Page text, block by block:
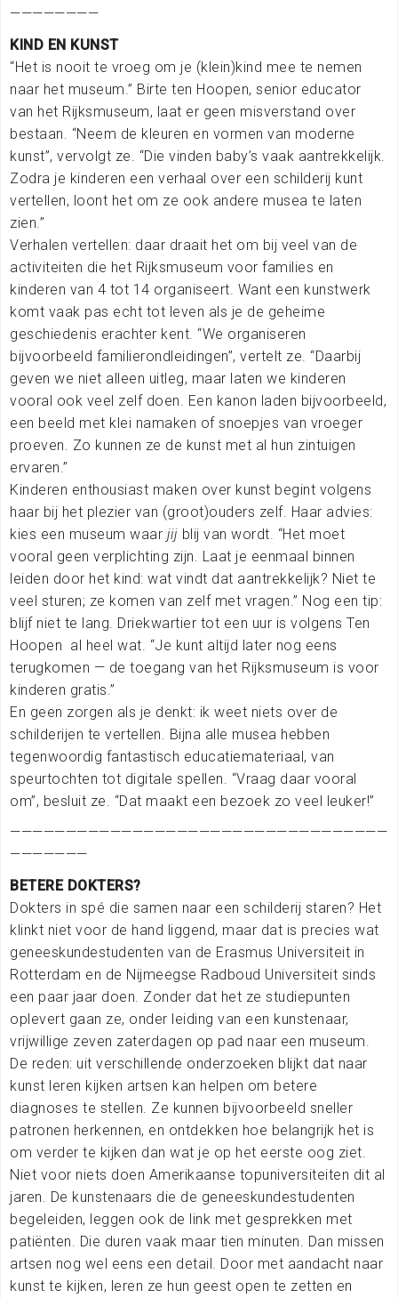
————————
KIND EN KUNST
“Het is nooit te vroeg om je (klein)kind mee te nemen
naar het museum.” Birte ten Hoopen, senior educator
van het Rijksmuseum, laat er geen misverstand over
bestaan. “Neem de kleuren en vormen van moderne
kunst”, vervolgt ze. “Die vinden baby’s vaak aantrekkelijk.
Zodra je kinderen een verhaal over een schilderij kunt
vertellen, loont het om ze ook andere musea te laten
zien.”
Verhalen vertellen: daar draait het om bij veel van de
activiteiten die het Rijksmuseum voor families en
kinderen van 4 tot 14 organiseert. Want een kunstwerk
komt vaak pas echt tot leven als je de geheime
geschiedenis erachter kent. “We organiseren
bijvoorbeeld familierondleidingen”, vertelt ze. “Daarbij
geven we niet alleen uitleg, maar laten we kinderen
vooral ook veel zelf doen. Een kanon laden bijvoorbeeld,
een beeld met klei namaken of snoepjes van vroeger
proeven. Zo kunnen ze de kunst met al hun zintuigen
ervaren.”
Kinderen enthousiast maken over kunst begint volgens
haar bij het plezier van (groot)ouders zelf. Haar advies:
kies een museum waar jij blij van wordt. “Het moet
vooral geen verplichting zijn. Laat je eenmaal binnen
leiden door het kind: wat vindt dat aantrekkelijk? Niet te
veel sturen; ze komen van zelf met vragen.” Nog een tip:
blijf niet te lang. Driekwartier tot een uur is volgens Ten
Hoopen al heel wat. “Je kunt altijd later nog eens
terugkomen — de toegang van het Rijksmuseum is voor
kinderen gratis.”
En geen zorgen als je denkt: ik weet niets over de
schilderijen te vertellen. Bijna alle musea hebben
tegenwoordig fantastisch educatiemateriaal, van
speurtochten tot digitale spellen. “Vraag daar vooral
om”, besluit ze. “Dat maakt een bezoek zo veel leuker!”
——————————————————————————————————
———————
BETERE DOKTERS?
Dokters in spé die samen naar een schilderij staren? Het
klinkt niet voor de hand liggend, maar dat is precies wat
geneeskundestudenten van de Erasmus Universiteit in
Rotterdam en de Nijmeegse Radboud Universiteit sinds
een paar jaar doen. Zonder dat het ze studiepunten
oplevert gaan ze, onder leiding van een kunstenaar,
vrijwillige zeven zaterdagen op pad naar een museum.
De reden: uit verschillende onderzoeken blijkt dat naar
kunst leren kijken artsen kan helpen om betere
diagnoses te stellen. Ze kunnen bijvoorbeeld sneller
patronen herkennen, en ontdekken hoe belangrijk het is
om verder te kijken dan wat je op het eerste oog ziet.
Niet voor niets doen Amerikaanse topuniversiteiten dit al
jaren. De kunstenaars die de geneeskundestudenten
begeleiden, leggen ook de link met gesprekken met
patiënten. Die duren vaak maar tien minuten. Dan missen
artsen nog wel eens een detail. Door met aandacht naar
kunst te kijken, leren ze hun geest open te zetten en